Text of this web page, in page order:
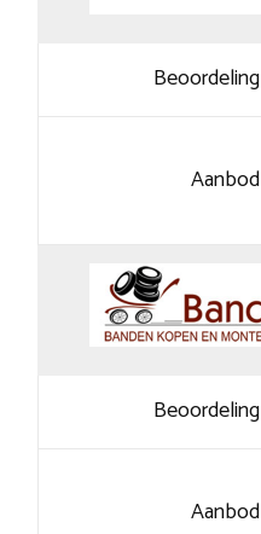
Beoordeling
Aanbod
Beoordeling
Aanbod